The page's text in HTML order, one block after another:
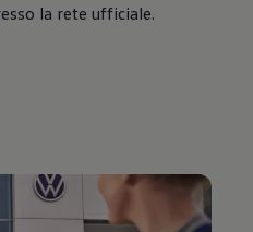
la rete ufficiale.